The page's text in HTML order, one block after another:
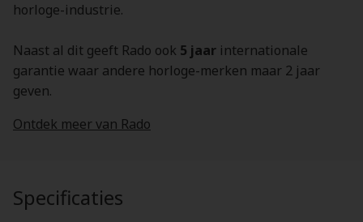
horloge-industrie.
Naast al dit geeft Rado ook 5 jaar internationale
garantie waar andere horloge-merken maar 2 jaar
geven.
Ontdek meer van Rado
Specificaties